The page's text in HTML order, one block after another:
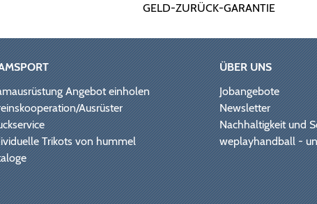
GELD-ZURÜCK-GARANTIE
Angebot einholen
Ausrüster
Trikots von hummel
ÜBER UNS
Jobangebote
Newsletter
Nachhaltigkeit und
weplayhandball -